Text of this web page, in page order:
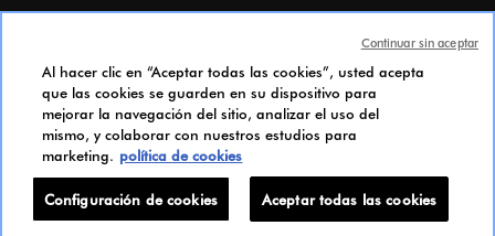
Menciones legales
Cookie Policy
Accesibilidad
Índice de igualdad de género
Candidates Information Notice
Configuración de cookies
Al hacer clic en “Aceptar todas las cookies”, usted acepta
que las cookies se guarden en su dispositivo para
mejorar la navegación del sitio, analizar el uso del
mismo, y colaborar con nuestros estudios para
marketing. política de cookies
Configuración de cookies Aceptar todas las cookies
Continuar sin aceptar